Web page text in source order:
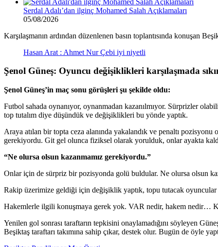
Serdal Adalı’dan ilginç Mohamed Salah Açıklamaları
05/08/2026
Karşılaşmanın ardından düzenlenen basın toplantısında konuşan
Hasan Arat : Ahmet Nur Çebi iyi niyetli
Şenol Güneş: Oyuncu değişiklikleri karşılaşmada
Şenol Güneş’in maç sonu görüşleri şu şekilde oldu:
Futbol sahada oynanıyor, oynanmadan kazanılmıyor. Sürprizler
top tutalım diye düşündük ve değişiklikleri bu yönde yaptık.
Araya atılan bir topta ceza alanında yakalandık ve penaltı
gerekiyordu. Git gel olunca fiziksel olarak yorulduk, onlar ayakta
“Ne olursa olsun kazanmamız gerekiyordu.”
Onlar için de sürpriz bir pozisyonda golü buldular. Ne olursa olsun
Rakip üzerimize geldiği için değişiklik yaptık, topu tutacak oyuncular
Hakemlerle ilgili konuşmaya gerek yok. VAR nedir, hakem nedir…
Yenilen gol sonrası taraftarın tepkisini onaylamadığını söyleyen
Beşiktaş taraftarı takımına sahip çıkar, destek olur. Bugün de öyle